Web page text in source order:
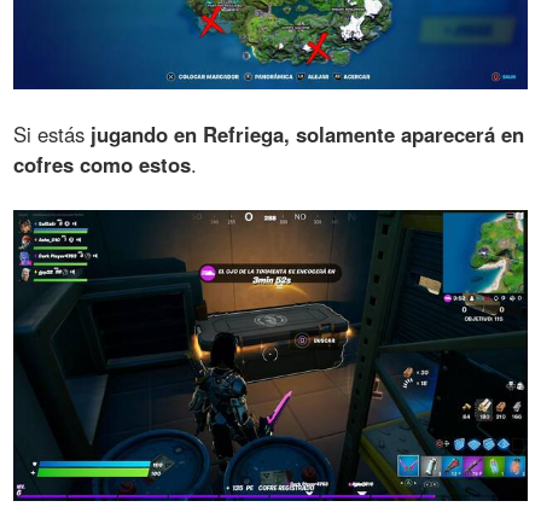
Si estás jugando en Refriega, solamente aparecerá en
cofres como estos.